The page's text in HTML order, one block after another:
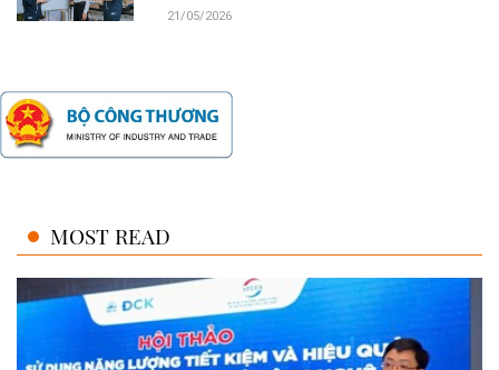
21/05/2026
MOST READ